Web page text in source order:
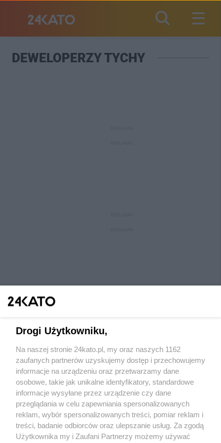
DEWELOPERZY TYCHY
Wydawca mediów lokalnych
Nie zapomnij
zapoznać się z:
polityką prywatności regulamin korzystania z portali
Twojemiasto Skontaktuj sięz nami
Drogi Użytkowniku,
Na naszej stronie 24kato.pl, my oraz naszych 1162
zaufanych partnerów uzyskujemy dostęp i przechowujemy
informacje na urządzeniu oraz przetwarzamy dane
osobowe, takie jak unikalne identyfikatory, standardowe
informacje wysyłane przez urządzenie czy dane
przeglądania w celu zapewniania spersonalizowanych
reklam, wybór spersonalizowanych treści, pomiar reklam i
treści, badanie odbiorców oraz ulepszanie usług. Za zgodą
Użytkownika my i Zaufani Partnerzy możemy używać